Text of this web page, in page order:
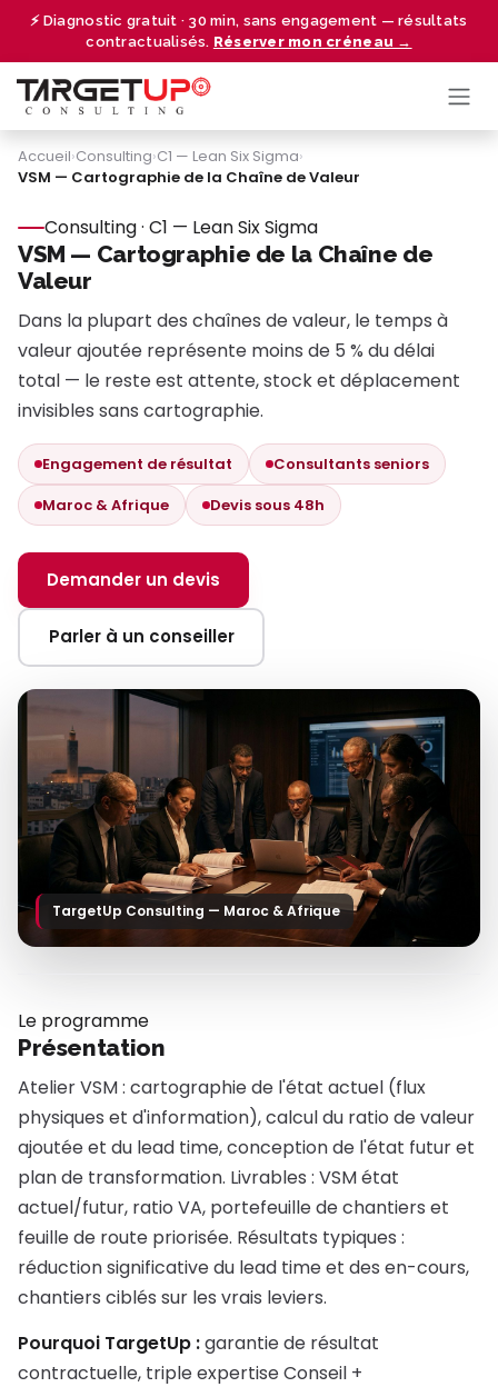
⚡ Diagnostic gratuit · 30 min, sans engagement — résultats
contractualisés. Réserver mon créneau →
Se rendre au contenu
Accueil›Consulting›C1 — Lean Six Sigma›
VSM — Cartographie de la Chaîne de Valeur
Consulting · C1 — Lean Six Sigma
VSM — Cartographie de la Chaîne de
Valeur
Dans la plupart des chaînes de valeur, le temps à
valeur ajoutée représente moins de 5 % du délai
total — le reste est attente, stock et déplacement
invisibles sans cartographie.
Engagement de résultat
Consultants seniors
Maroc & Afrique
Devis sous 48h
Demander un devis
Parler à un conseiller
TargetUp Consulting — Maroc & Afrique
Le programme
Présentation
Atelier VSM : cartographie de l'état actuel (flux
physiques et d'information), calcul du ratio de valeur
ajoutée et du lead time, conception de l'état futur et
plan de transformation. Livrables : VSM état
actuel/futur, ratio VA, portefeuille de chantiers et
feuille de route priorisée. Résultats typiques :
réduction significative du lead time et des en-cours,
chantiers ciblés sur les vrais leviers.
Pourquoi TargetUp :garantie de résultat
contractuelle, triple expertise Conseil +